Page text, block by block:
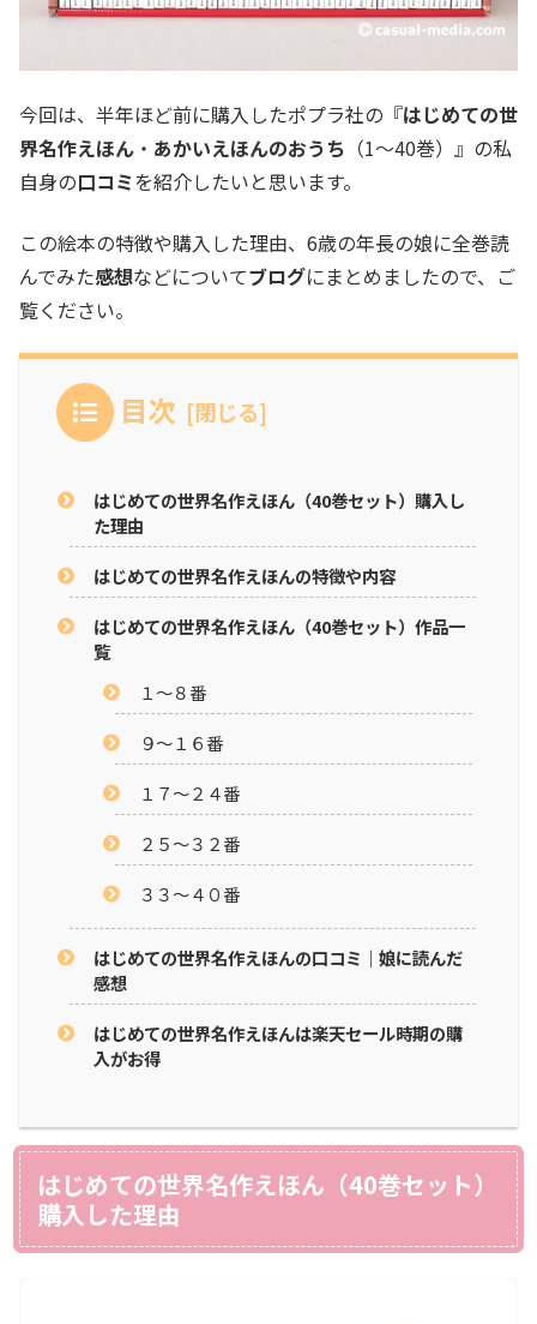
今回は、半年ほど前に購入したポプラ社の『はじめての世
界名作えほん ・ あかいえほんのおうち （1～40巻）』の私
自身の口コミを紹介したいと思います。
この絵本の特徴や購入した理由、6歳の年長の娘に全巻読
んでみた感想などについてブログにまとめましたので、ご
覧ください。
目次
はじめての世界名作えほん（40巻セット）購入し
た理由
はじめての世界名作えほんの特徴や内容
はじめての世界名作えほん（40巻セット）作品一
覧
１～８番
９～１６番
１７～２４番
２５～３２番
３３～４０番
はじめての世界名作えほんの口コミ｜娘に読んだ
感想
はじめての世界名作えほんは楽天セール時期の購
入がお得
はじめての世界名作えほん（40巻セット）
購入した理由